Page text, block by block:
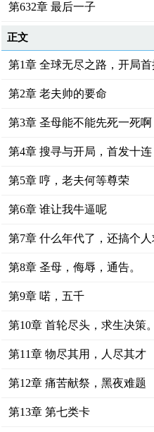
第632章 最后一子
正文
第1章 全球无尽之路，开局首
第2章 老夫帅的要命
第3章 圣母能不能先死一死啊
第4章 搜寻与开局，首发十连
第5章 哼，老夫何等尊荣
第6章 谁让我牛逼呢
第7章 什么年代了，还搞个人
第8章 圣母，侮辱，通告。
第9章 喏，五千
第10章 首轮尽头，求生决策。
第11章 物尽其用，人尽其才
第12章 痛苦献祭，黑夜难题
第13章 第七类卡